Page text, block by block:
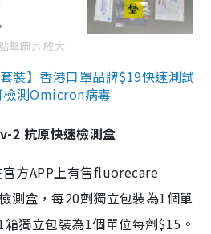
擊圖片放大
裝】香港口罩品牌$19快速測試
檢測Omicron病毒
2 抗原快速檢測盒
方APP上有售fluorecare
測盒，每20劑獨立包裝為1個單
獨立包裝為1個單位每劑$15。